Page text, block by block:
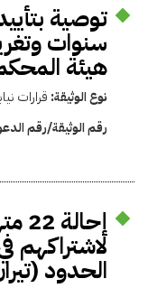
هيئة
نوع الوثيقة: قرارات
رقم الوثيقة/رقم
لاشتراكهم
الحدود